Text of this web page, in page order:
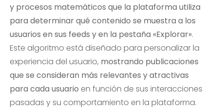
y procesos matemáticos que la plataforma utiliza
para determinar qué contenido se muestra a los
usuarios en sus feeds y en la pestaña «Explorar».
Este algoritmo está diseñado para personalizar la
experiencia del usuario, mostrando publicaciones
que se consideran más relevantes y atractivas
para cada usuario en función de sus interacciones
pasadas y su comportamiento en la plataforma.